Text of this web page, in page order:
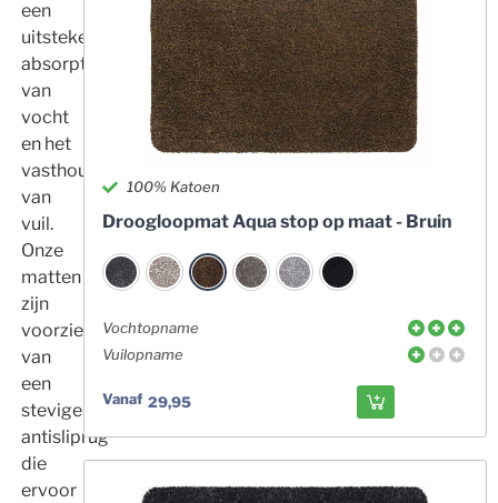
een
uitstekende
absorptie
van
vocht
en het
vasthouden
van
vuil.
Onze
matten
zijn
voorzien
van
een
stevige
antisliprug
die
ervoor
100% Katoen
Droogloopmat Aqua stop op maat - Bruin
Vochtopname
Vuilopname
Vanaf 29,95